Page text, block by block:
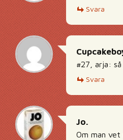
Svara
#27, arja:
Svara
Jo.
Om man